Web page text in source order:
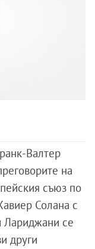
Валтер
на
съюз по
Солана с
Лариджани се
други